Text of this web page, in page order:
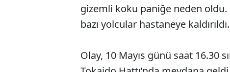
gizemli koku paniğe neden oldu.
bazı yolcular hastaneye kaldırıldı.
Olay, 10 Mayıs günü saat 16.30